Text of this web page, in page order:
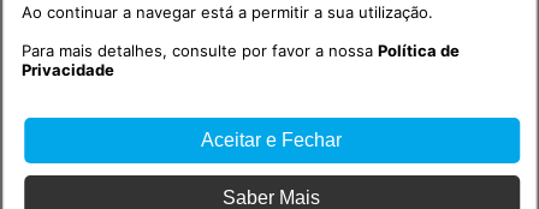
Ao continuar a navegar está a permitir a sua utilização.
Para mais detalhes, consulte por favor a nossaPolítica de
Privacidade
Aceitar e Fechar
Saber Mais